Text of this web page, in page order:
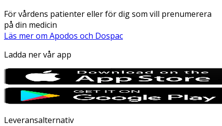
För vårdens patienter eller för dig som vill prenumerera
på din medicin
Läs mer om Apodos och Dospac
Ladda ner vår app
Leveransalternativ